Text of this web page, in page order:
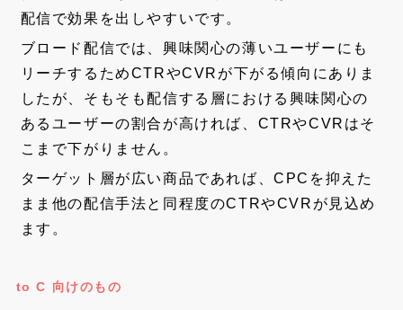
配信で効果を出しやすいです。
ブロード配信では、興味関心の薄いユーザーにも
リーチするためCTRやCVRが下がる傾向にありま
したが、そもそも配信する層における興味関心の
あるユーザーの割合が高ければ、CTRやCVRはそ
こまで下がりません。
ターゲット層が広い商品であれば、CPCを抑えた
まま他の配信手法と同程度のCTRやCVRが見込め
ます。
to C 向けのもの